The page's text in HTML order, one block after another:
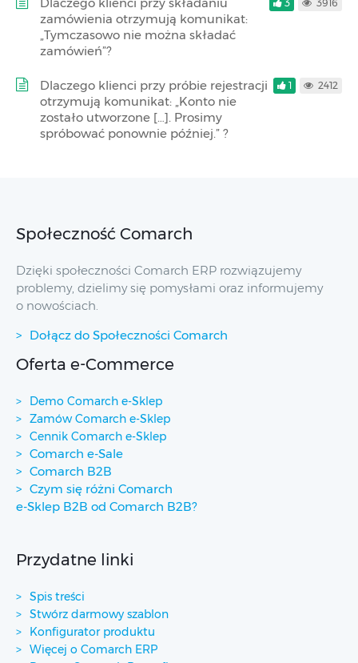
zamówienia otrzymują komunikat:
„Tymczasowo nie można składać
zamówień”?
3 3916
Dlaczego klienci przy próbie rejestracji
otrzymują komunikat: „Konto nie
zostało utworzone […]. Prosimy
spróbować ponownie później.” ?
1 2412
Społeczność Comarch
Dzięki społeczności Comarch ERP rozwiązujemy
problemy, dzielimy się pomysłami oraz informujemy
o nowościach.
Dołącz do Społeczności Comarch
Oferta e-Commerce
Demo Comarch e-Sklep
Zamów Comarch e-Sklep
Cennik Comarch e-Sklep
Comarch e-Sale
Comarch B2B
Czym się różni Comarch
e-Sklep B2B od Comarch B2B?
Przydatne linki
Spis treści
Stwórz darmowy szablon
Konfigurator produktu
Więcej o Comarch ERP